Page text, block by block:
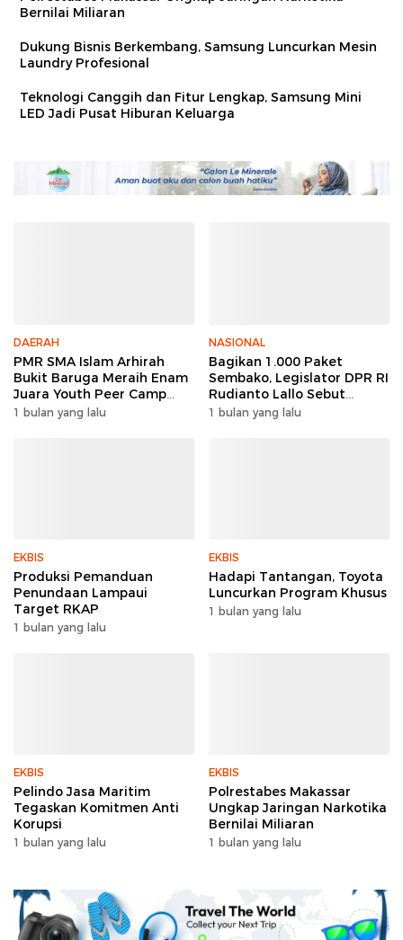
Bernilai Miliaran
Dukung Bisnis Berkembang, Samsung Luncurkan Mesin
Laundry Profesional
Teknologi Canggih dan Fitur Lengkap, Samsung Mini
LED Jadi Pusat Hiburan Keluarga
DAERAH
PMR SMA Islam Arhirah
Bukit Baruga Meraih Enam
Juara Youth Peer Camp
2026
1 bulan yang lalu
NASIONAL
Bagikan 1.000 Paket
Sembako, Legislator DPR RI
Rudianto Lallo Sebut
Kepercayaan Publik Ke
1 bulan yang lalu
EKBIS
Produksi Pemanduan
Penundaan Lampaui
Target RKAP
1 bulan yang lalu
EKBIS
Hadapi Tantangan, Toyota
Luncurkan Program Khusus
1 bulan yang lalu
EKBIS
Pelindo Jasa Maritim
Tegaskan Komitmen Anti
Korupsi
1 bulan yang lalu
EKBIS
Polrestabes Makassar
Ungkap Jaringan Narkotika
Bernilai Miliaran
1 bulan yang lalu